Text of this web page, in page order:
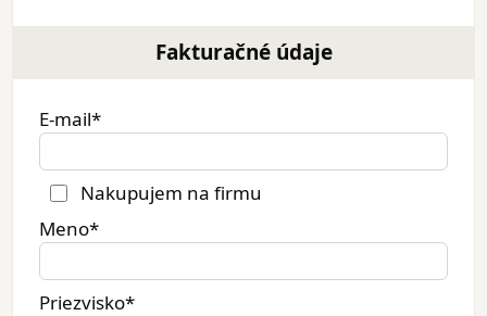
Fakturačné údaje
E-mail*
Nakupujem na firmu
Meno*
Priezvisko*